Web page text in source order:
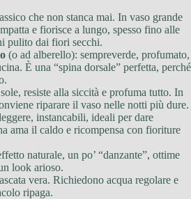
che non stanca mai. In vaso grande
e fiorisce a lungo, spesso fino alle
pulito dai fiori secchi.
(o ad alberello): sempreverde, profumato,
È una “spina dorsale” perfetta, perché
resiste alla siccità e profuma tutto. In
riparare il vaso nelle notti più dure.
instancabili, ideali per dare
ama il caldo e ricompensa con fioriture
naturale, un po’ “danzante”, ottime
look arioso.
vera. Richiedono acqua regolare e
ripaga.